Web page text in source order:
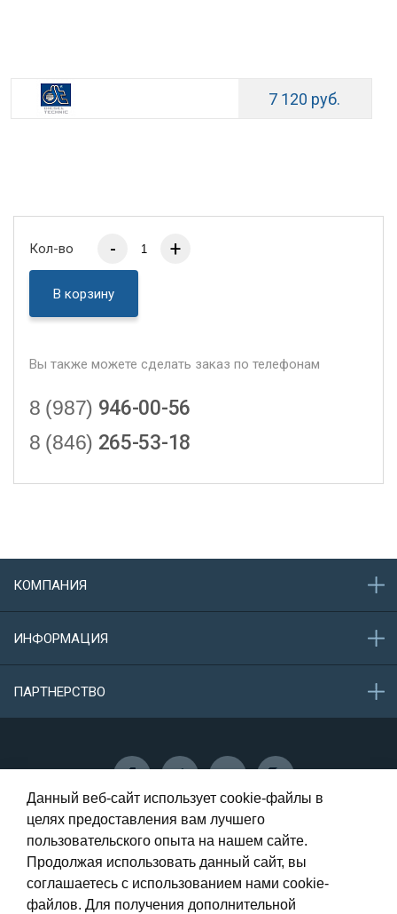
7 120 руб.
Кол-во - +
В корзину
Вы также можете сделать заказ по телефонам
8 (987) 946-00-56
8 (846) 265-53-18
КОМПАНИЯ
Акции
ИНФОРМАЦИЯ
Конфиденциальность данных
ПАРТНЕРСТВО
8 (987) 946-00-56
Самара, Олимпийская, 73 - 1 этаж
Данный веб-сайт использует cookie-файлы в
целях предоставления вам лучшего
пользовательского опыта на нашем сайте.
Продолжая использовать данный сайт, вы
соглашаетесь с использованием нами cookie-
файлов. Для получения дополнительной